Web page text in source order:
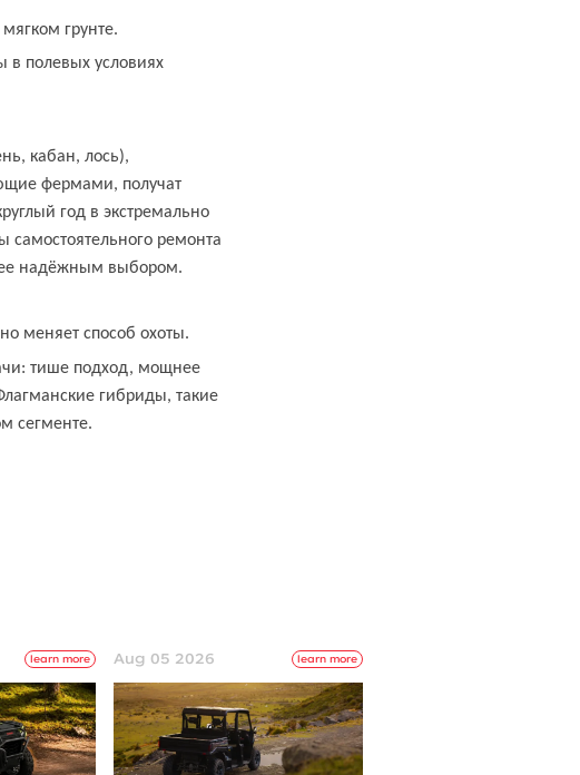
грунте.
в полевых условиях
кабан, лось),
фермами, получат
год в экстремально
ремонта
надёжным выбором.
меняет способ охоты.
тише подход, мощнее
гибриды, такие
сегменте.
learn more Aug 05 2026 learn more